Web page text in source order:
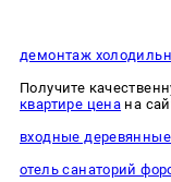
демонтаж
Получите
квартире цена на
входные
отель санаторий